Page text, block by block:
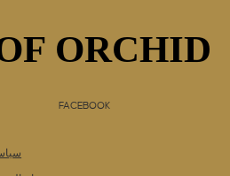
ORCHID
ORCHID
FACEBOOK